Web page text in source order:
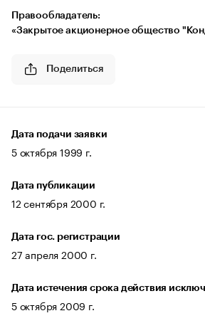
Правообладатель:
«Закрытое акционерное общество
Поделиться
Дата подачи заявки
5 октября 1999 г.
Дата публикации
12 сентября 2000 г.
Дата гос. регистрации
27 апреля 2000 г.
Дата истечения срока действия
5 октября 2009 г.